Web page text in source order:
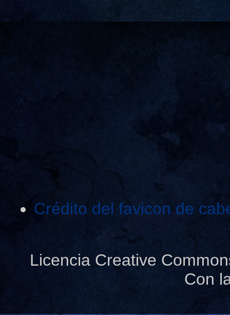
Crédito del favicon de
Licencia Creative
Con